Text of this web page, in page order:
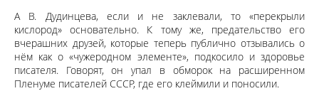
А В. Дудинцева, если и не заклевали, то «перекрыли
кислород» основательно. К тому же, предательство его
вчерашних друзей, которые теперь публично отзывались о
нём как о «чужеродном элементе», подкосило и здоровье
писателя. Говорят, он упал в обморок на расширенном
Пленуме писателей СССР, где его клеймили и поносили.